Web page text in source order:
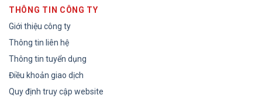
THÔNG TIN CÔNG TY
Giới thiệu công ty
Thông tin liên hệ
Thông tin tuyển dụng
Điều khoản giao dịch
Quy định truy cập website